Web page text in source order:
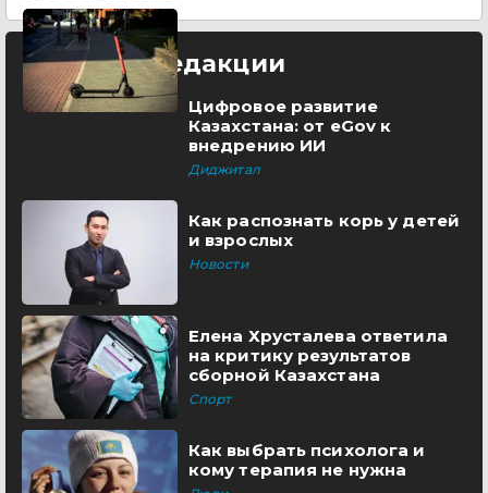
Выбор редакции
Цифровое развитие
Казахстана: от eGov к
внедрению ИИ
Диджитал
Как распознать корь у детей
и взрослых
Новости
Елена Хрусталева ответила
на критику результатов
сборной Казахстана
Спорт
Как выбрать психолога и
кому терапия не нужна